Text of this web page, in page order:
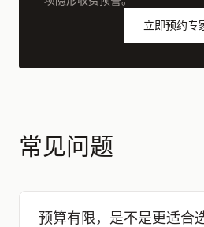
立即预约专
常见问题
预算有限，是不是更适合